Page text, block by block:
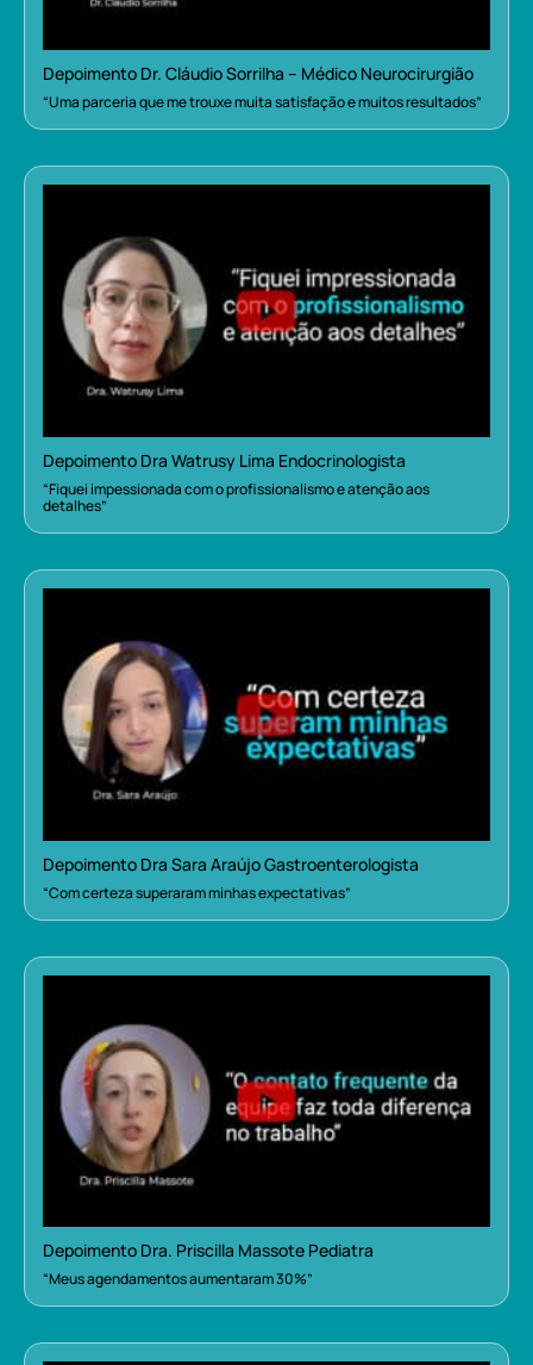
Depoimento Dr. Cláudio Sorrilha – Médico Neurocirurgião
“Uma parceria que me trouxe muita satisfação e muitos resultados”
Depoimento Dra Watrusy Lima Endocrinologista
“Fiquei impessionada com o profissionalismo e atenção aos
detalhes”
Depoimento Dra Sara Araújo Gastroenterologista
“Com certeza superaram minhas expectativas”
Depoimento Dra. Priscilla Massote Pediatra
“Meus agendamentos aumentaram 30%”